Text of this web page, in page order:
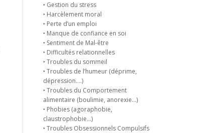
‣ Gestion du stress
‣ Harcèlement moral
‣ Perte d’un emploi
‣ Manque de confiance en soi
‣ Sentiment de Mal-être
‣ Difficultés relationnelles
‣ Troubles du sommeil
‣ Troubles de l’humeur (déprime,
dépression….)
‣ Troubles du Comportement
alimentaire (boulimie, anorexie…)
‣ Phobies (agoraphobie,
claustrophobie…)
‣ Troubles Obsessionnels Compulsifs